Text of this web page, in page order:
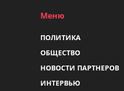
Меню
ПОЛИТИКА
ОБЩЕСТВО
НОВОСТИ ПАРТНЕРОВ
ИНТЕРВЬЮ